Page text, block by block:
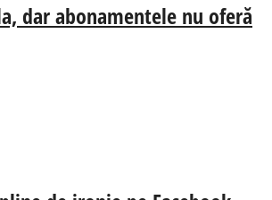
dar abonamentele nu oferă